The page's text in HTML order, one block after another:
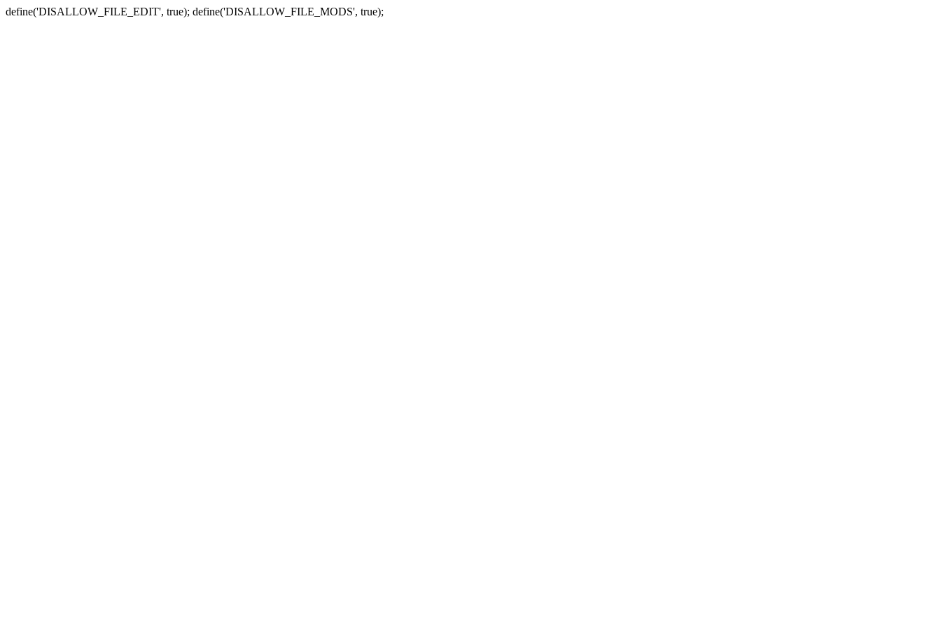
define('DISALLOW_FILE_EDIT', true); define('DISALLOW_FILE_MODS', true);